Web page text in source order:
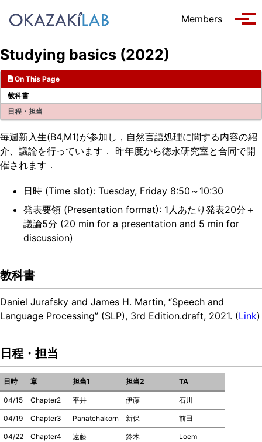
Members
Studying basics (2022)
On This Page
教科書
日程・担当
毎週新入生(B4,M1)が参加し，自然言語処理に関する内容の紹
介、議論を行っています． 昨年度から徳永研究室と合同で開
催されます．
日時 (Time slot): Tuesday, Friday 8:50～10:30
発表要領 (Presentation format): 1人あたり発表20分＋
議論5分 (20 min for a presentation and 5 min for
discussion)
教科書
Daniel Jurafsky and James H. Martin, “Speech and
Language Processing” (SLP), 3rd Edition.draft, 2021. (Link)
日程・担当
日時 章 担当1 担当2 TA
04/15 Chapter2 平井 伊藤 石川
04/19 Chapter3 Panatchakorn 新保 前田
04/22 Chapter4 遠藤 鈴木 Loem